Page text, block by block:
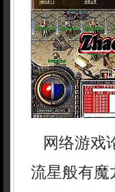
网络游戏
流星般有魔